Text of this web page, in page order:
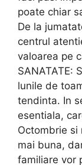
poate chiar
De la
centrul
valoarea pe
SANATATE:
lunile de
tendinta. In
esentiala,
Octombrie si
mai buna,
familiare vor